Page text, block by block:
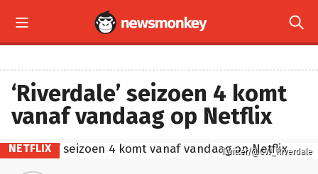
 
‘Riverdale’ seizoen 4 komt
vanaf vandaag op Netflix
Twitter/@CW_Riverdale
NETFLIX